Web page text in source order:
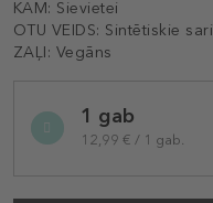
KAM: Sievietei
OTU VEIDS: Sintētiskie sari
ZAĻI: Vegāns
variation1 gab
12,99 € / 1 gab.